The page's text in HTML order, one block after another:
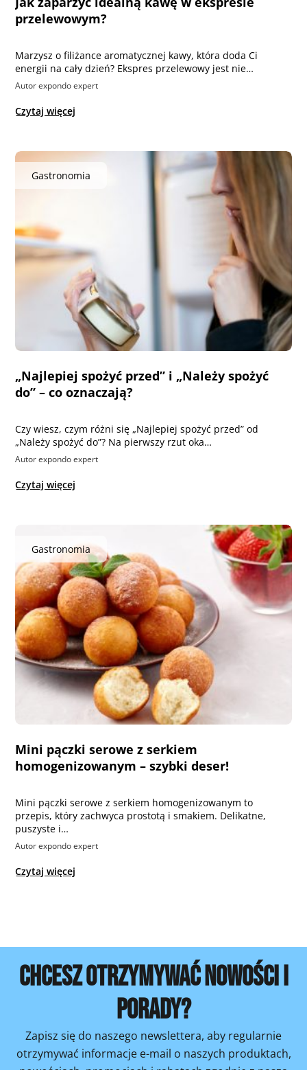
przelewowym?
Marzysz o filiżance aromatycznej kawy, która doda Ci
energii na cały dzień? Ekspres przelewowy jest nie…
Autor expondo expert
Czytaj więcej
Gastronomia
„Najlepiej spożyć przed” i „Należy spożyć
do” – co oznaczają?
Czy wiesz, czym różni się „Najlepiej spożyć przed” od
„Należy spożyć do”? Na pierwszy rzut oka…
Autor expondo expert
Czytaj więcej
Gastronomia
Mini pączki serowe z serkiem
homogenizowanym – szybki deser!
Mini pączki serowe z serkiem homogenizowanym to
przepis, który zachwyca prostotą i smakiem. Delikatne,
puszyste i…
Autor expondo expert
Czytaj więcej
CHCESZ OTRZYMYWAĆ NOWOŚCI I
PORADY?
Zapisz się do naszego newslettera, aby regularnie
otrzymywać informacje e-mail o naszych produktach,